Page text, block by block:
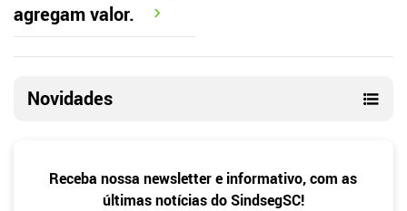
agregam valor.
Novidades
Newsletter
Receba nossa newsletter e informativo, com as
últimas notícias do SindsegSC!